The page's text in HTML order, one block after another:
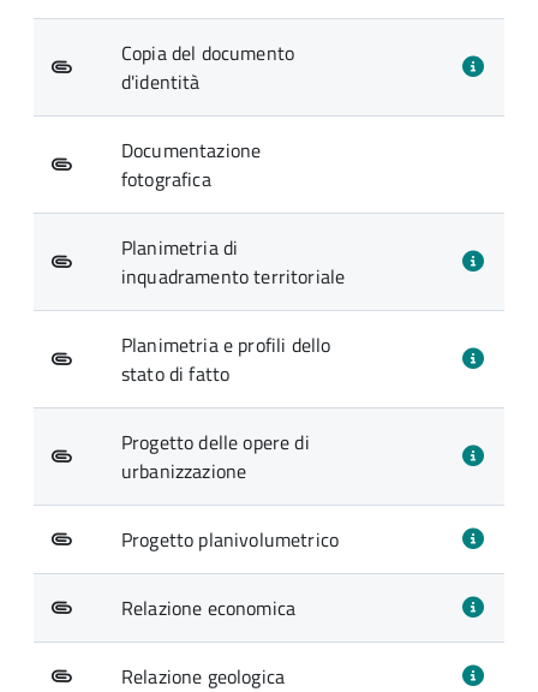
Copia del documento
d'identità
Documentazione
fotografica
Planimetria di
inquadramento territoriale
Planimetria e profili dello
stato di fatto
Progetto delle opere di
urbanizzazione
Progetto planivolumetrico
Relazione economica
Relazione geologica